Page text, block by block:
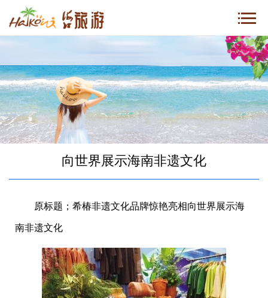
向世界展示海南非遗文化
原标题；希椿非遗文化品牌惊艳亮相向世界展示海
南非遗文化